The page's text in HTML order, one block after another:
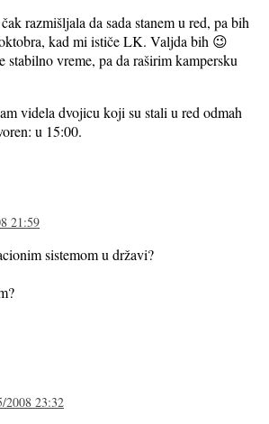
razmišljala da sada stanem u red, pa bih
kad mi ističe LK. Valjda bih 😉
stabilno vreme, pa da raširim kampersku
videla dvojicu koji su stali u red odmah
u 15:00.
21:59
sistemom u državi?
2008 23:32